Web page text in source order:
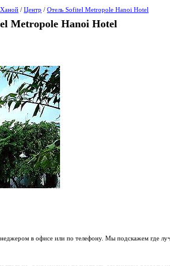
Ханой / Центр / Отель Sofitel Metropole Hanoi Hotel
Metropole Hanoi Hotel
в офисе или по телефону. Мы подскажем где